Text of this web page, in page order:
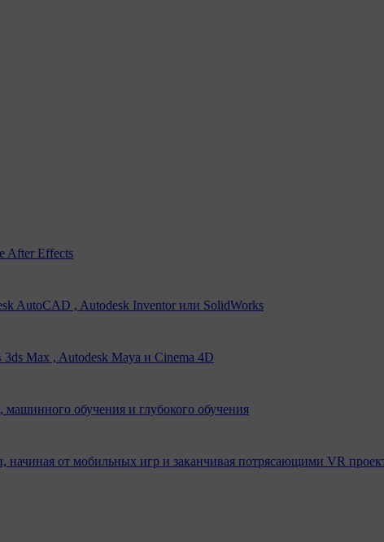
After Effects
AutoCAD , Autodesk Inventor или SolidWorks
Max , Autodesk Maya и Cinema 4D
обучения и глубокого обучения
от мобильных игр и заканчивая потрясающими VR